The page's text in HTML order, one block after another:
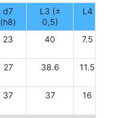
d7
(h8)
L3 (±
0,5)
L4
23 40 7.5
27 38.6 11.5
37 37 16